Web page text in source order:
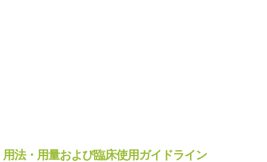
用法・用量および臨床使用ガイドライン